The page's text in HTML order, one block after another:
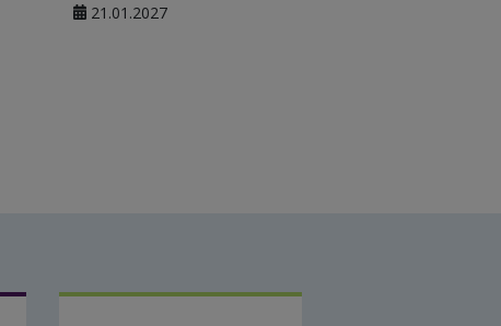
21.01.2027